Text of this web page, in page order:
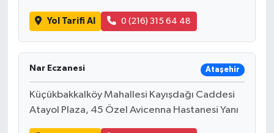
Yol Tarifi Al 0 (216) 315 64 48
Nar Eczanesi Ataşehir
Küçükbakkalköy Mahallesi Kayışdağı Caddesi
Atayol Plaza, 45 Özel Avicenna Hastanesi Yanı